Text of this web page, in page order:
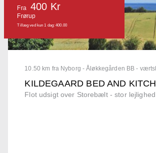
10.50 km fra Nyborg - Åløkkegården BB -
KILDEGAARD BED AND
Flot udsigt over Storebælt - stor
Fra 400 Kr
Frørup
Tillæg ved kun 1 dag: 400.00